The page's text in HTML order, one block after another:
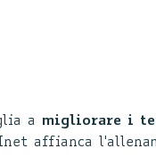
a migliorare i
affianca